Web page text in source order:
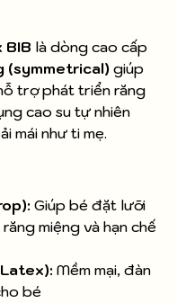
BIB là dòng cao cấp
(symmetrical) giúp
trợ phát triển răng
cao su tự nhiên
mái như ti mẹ.
Giúp bé đặt lưỡi
miệng và hạn chế
Mềm mại, đàn
bé